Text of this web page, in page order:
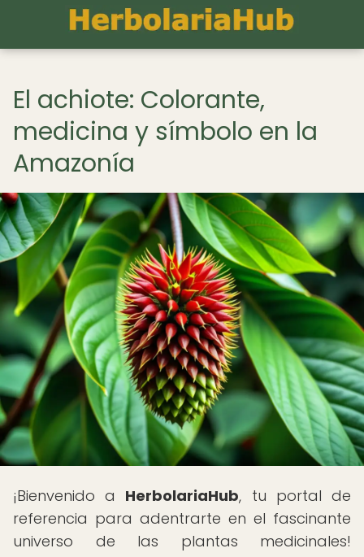
El achiote: Colorante,
medicina y símbolo en la
Amazonía
¡Bienvenido a HerbolariaHub, tu portal de
referencia para adentrarte en el fascinante
universo de las plantas medicinales!